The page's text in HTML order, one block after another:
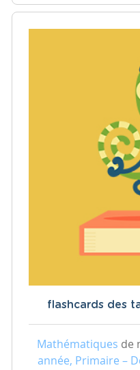
flashcards des
Mathématiques de
année, Primaire –